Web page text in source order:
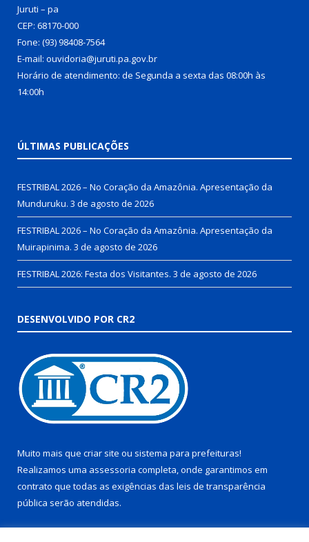
Juruti – pa
CEP: 68170-000
Fone: (93) 98408-7564
E-mail: ouvidoria@juruti.pa.gov.br
Horário de atendimento: de Segunda a sexta das 08:00h às
14:00h
ÚLTIMAS PUBLICAÇÕES
FESTRIBAL 2026 – No Coração da Amazônia. Apresentação da
Munduruku. 3 de agosto de 2026
FESTRIBAL 2026 – No Coração da Amazônia. Apresentação da
Muirapinima. 3 de agosto de 2026
FESTRIBAL 2026: Festa dos Visitantes. 3 de agosto de 2026
DESENVOLVIDO POR CR2
Muito mais que criar site ou sistema para prefeituras!
Realizamos uma assessoria completa, onde garantimos em
contrato que todas as exigências das leis de transparência
pública serão atendidas.